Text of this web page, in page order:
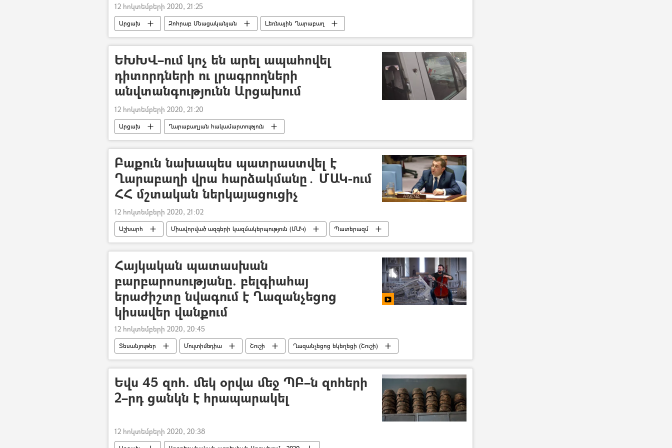
12 հոկտեմբերի 2020, 21:25
Արցախ Զոհրաբ Մնացականյան
Լեռնային Ղարաբաղ
Ղարաբաղյան հակամարտություն
Ադրբեջան
Հրադադար Արցախում
Ադրբեջանական ագրեսիան Արցախում - 2020
ԵԽԽՎ–ում կոչ են արել ապահովել
դիտորդների ու լրագրողների
անվտանգությունն Արցախում
12 հոկտեմբերի 2020, 21:20
Արցախ
Ղարաբաղյան հակամարտություն
Եվրախորհրդի խորհրդարանական վեհաժողով (ԵԽԽՎ)
Լրագրող
Ադրբեջանական ագրեսիան Արցախում - 2020
Բաքուն նախապես պատրաստվել է
Ղարաբաղի վրա հարձակմանը․ ՄԱԿ-ում
ՀՀ մշտական ներկայացուցիչ
12 հոկտեմբերի 2020, 21:02
Աշխարհ Միավորված ազգերի կազմակերպություն (ՄԱԿ)
Պատերազմ
Ադրբեջանական ագրեսիան Արցախում - 2020
Հայկական պատասխան
բարբարոսությանը. բելգիահայ
երաժիշտը նվագում է Ղազանչեցոց
կիսավեր վանքում
12 հոկտեմբերի 2020, 20:45
Տեսանյութեր Մուլտիմեդիա Շուշի
Ղազանչեցոց եկեղեցի (Շուշի)
Կոմիտաս
երաժիշտ
Եվս 45 զոհ. մեկ օրվա մեջ ՊԲ–ն զոհերի
2–րդ ցանկն է հրապարակել
12 հոկտեմբերի 2020, 20:38